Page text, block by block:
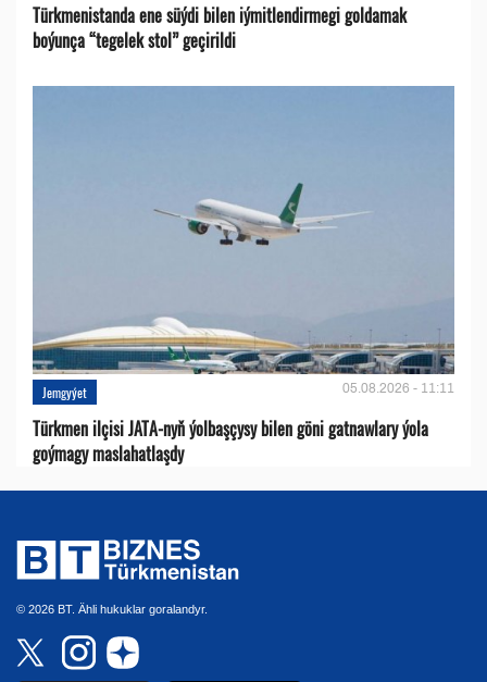
Türkmenistanda ene süýdi bilen iýmitlendirmegi goldamak
boýunça “tegelek stol” geçirildi
Jemgyýet 05.08.2026 - 11:11
Türkmen ilçisi JATA-nyň ýolbaşçysy bilen göni gatnawlary ýola
goýmagy maslahatlaşdy
© 2026 BT. Ähli hukuklar goralandyr.